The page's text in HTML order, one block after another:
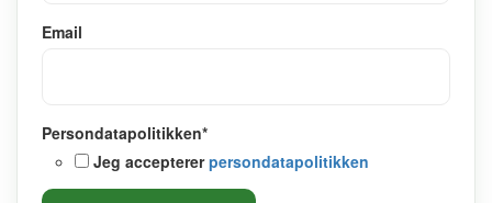
Email
Persondatapolitikken*
Jeg acceptererpersondatapolitikken